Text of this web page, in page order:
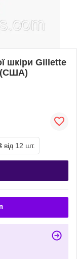
шкіри Gillette
(США)
від 12 шт.